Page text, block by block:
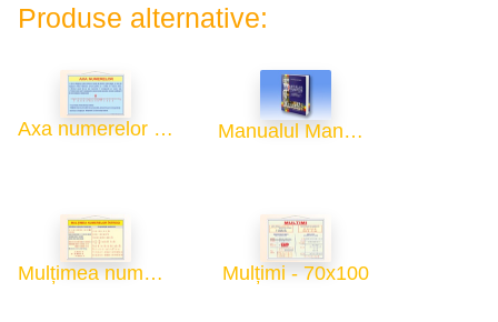
Produse alternative:
Axa numerelor - 70x100 Manualul Manualelor
Mulțimea numerelor întregi - 70x100 Mulțimi - 70x100